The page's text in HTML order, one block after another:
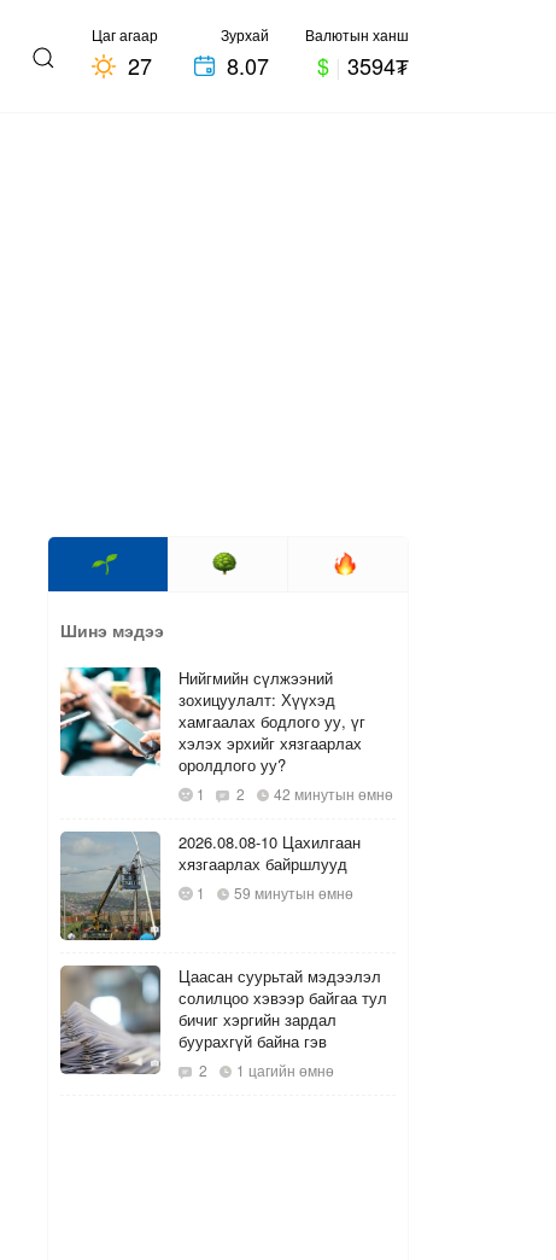
Цаг агаар
27
Зурхай
8.07
Валютын ханш
$ | 3594₮
Шинэ мэдээ
Нийгмийн сүлжээний
зохицуулалт: Хүүхэд
хамгаалах бодлого уу, үг
хэлэх эрхийг хязгаарлах
оролдлого уу?
1 2 42 минутын өмнө
2026.08.08-10 Цахилгаан
хязгаарлах байршлууд
1 59 минутын өмнө
Цаасан суурьтай мэдээлэл
солилцоо хэвээр байгаа тул
бичиг хэргийн зардал
буурахгүй байна гэв
2 1 цагийн өмнө